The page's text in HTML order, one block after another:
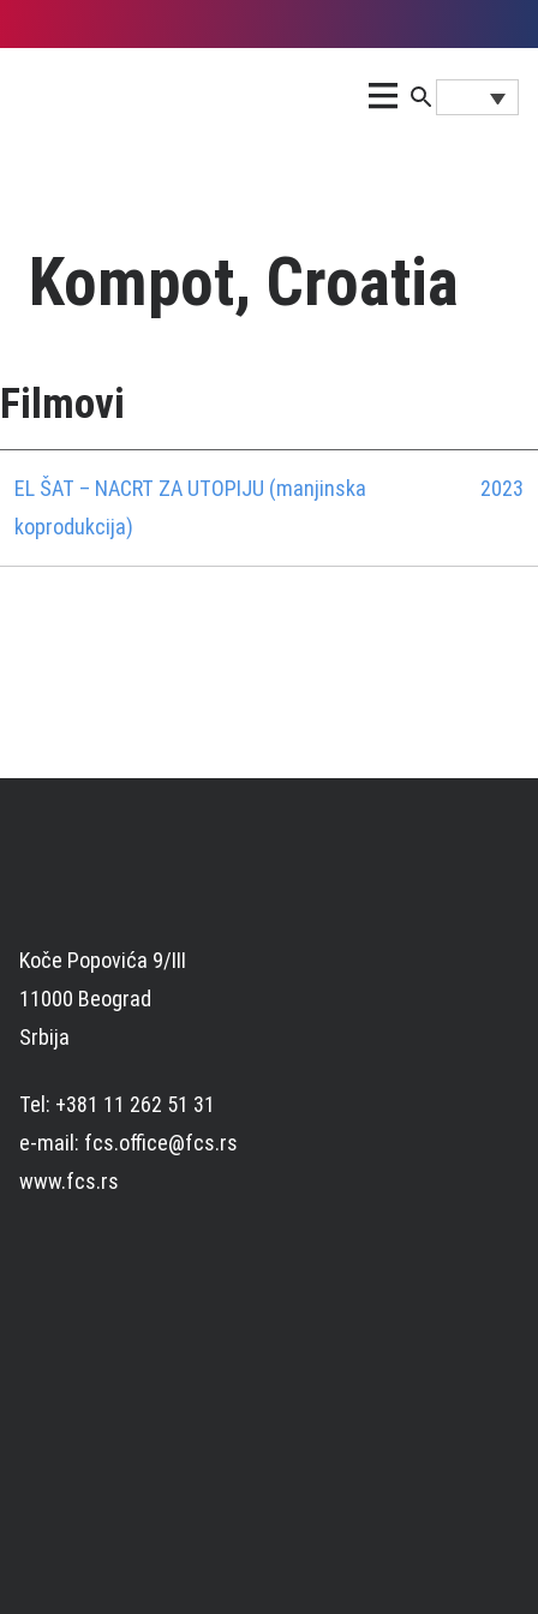
Kompot, Croatia
Filmovi
EL ŠAT – NACRT ZA UTOPIJU (manjinska
koprodukcija)
2023
Koče Popovića 9/III
11000 Beograd
Srbija
Tel: +381 11 262 51 31
e-mail: fcs.office@fcs.rs
www.fcs.rs